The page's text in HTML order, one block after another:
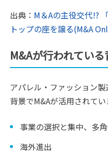
出典： M＆Aの主役交代!?
トップの座を譲る(M&A
M&Aが行われている
アパレル・ファッション
背景でM&Aが活用されてい
事業の選択と集中、多
海外進出